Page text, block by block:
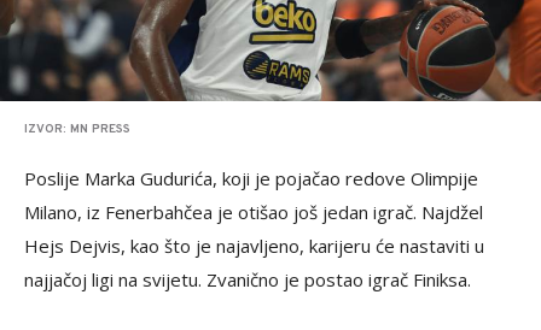
IZVOR: MN PRESS
Poslije Marka Gudurića, koji je pojačao redove Olimpije
Milano, iz Fenerbahčea je otišao još jedan igrač. Najdžel
Hejs Dejvis, kao što je najavljeno, karijeru će nastaviti u
najjačoj ligi na svijetu. Zvanično je postao igrač Finiksa.